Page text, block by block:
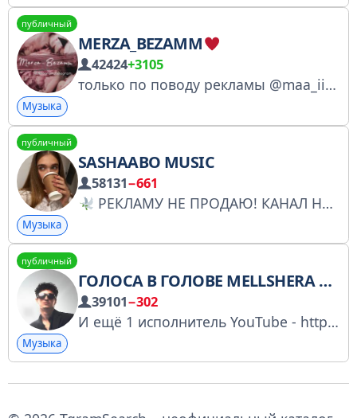
публичный
MERZA_BEZAMM
42424+3105
только по поводу рекламы @maa_ii062 реклама/отзывы https://t.me/Merza_Bezamm2
Музыка
публичный
SASHAABO MUSIC
58131−661
РЕКЛАМУ НЕ ПРОДАЮ! КАНАЛ НЕ ПРОДАЮ!
Музыка
публичный
ГОЛОСА В ГОЛОВЕ MELLSHERA
39101−302
И ещё 1 исполнитель YouTube - https://youtube.com/@mellsher VK - https://vk.com/mellshermuz TT - https://www.tiktok.com/@mellsherlega № 4821865671
Музыка